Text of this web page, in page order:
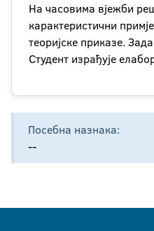
На часовима вјежби
карактеристични
теоријске приказе.
Студент израђује
Посебна назнака:
--